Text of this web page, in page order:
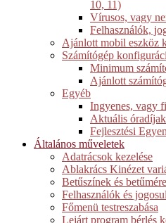
10, 11)
Vírusos, vagy
Felhasználók,
Ajánlott mobil eszköz
Számítógép
Minimum
Ajánlott
Egyéb
Ingyenes, vagy
Aktuális óradíjak
Fejlesztési
Általános műveletek
Adatrácsok kezelése
Ablakrács Kinézet
Betűszínek és
Felhasználók és
Főmenü testreszabása
Lejárt program bérlés